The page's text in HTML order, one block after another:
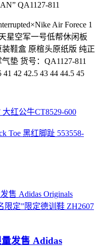
Air Forece 1
星空军一号低帮休闲板
鞋盒 原楦头原纸版 纯正
垫 货号：QA1127-811
41 42 42.5 43 44 44.5 45
大红公牛CT8529-600
Toe 黑红脚趾 553558-
发售 Adidas